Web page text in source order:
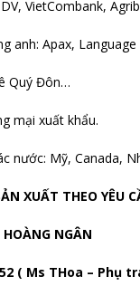
VietCombank,
anh: Apax,
Quý Đôn…
mại xuất khẩu.
nước: Mỹ, Canada,
XUẤT THEO YÊU
NGÂN
( Ms THoa – Phụ